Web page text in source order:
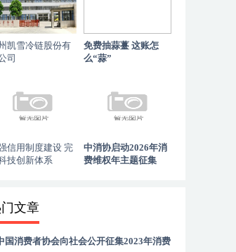
凯雪冷链股份有
司
免费抽蒜薹 这账怎
么“蒜”
信用制度建设 完
技创新体系
中消协启动2026年消
费维权年主题征集
文章
国消费者协会向社会公开征集2023年消费